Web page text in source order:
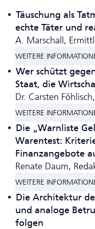
Täuschung als
echte Täter und
A. Marschall,
WEITERE
Wer schützt
Staat, die
Dr. Carsten
WEITERE
Die „Warnliste
Warentest:
Finanzangebote
Renate Daum,
WEITERE
Die Architektur
und analoge
folgen